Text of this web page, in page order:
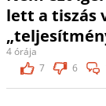
lett a tiszás
4 órája
7
6